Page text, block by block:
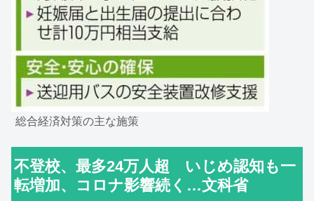
総合経済対策の主な施策
不登校、最多24万人超 いじめ認知も一
転増加、コロナ影響続く…文科省